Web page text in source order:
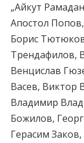
„Айкут
Апостол
Борис
Трендафилов,
Венцислав
Васев, Виктор
Владимир
Божилов,
Герасим